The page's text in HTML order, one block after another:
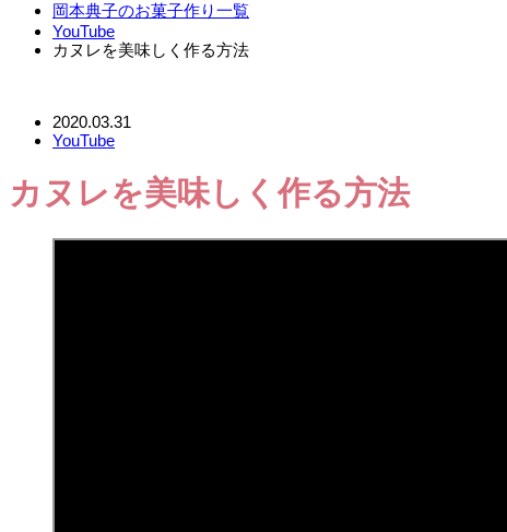
岡本典子のお菓子作り一覧
YouTube
カヌレを美味しく作る方法
2020.03.31
YouTube
カヌレを美味しく作る方法